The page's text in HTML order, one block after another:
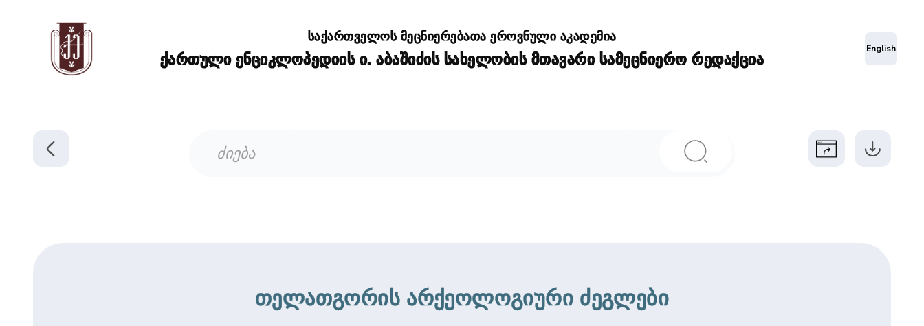
საქართველოს მეცნიერებათა ეროვნული აკადემია
ქართული ენციკლოპედიის ი. აბაშიძის სახელობის მთავარი სამეცნიერო რედაქცია
English
თელათგორის არქეოლოგიური ძეგლები